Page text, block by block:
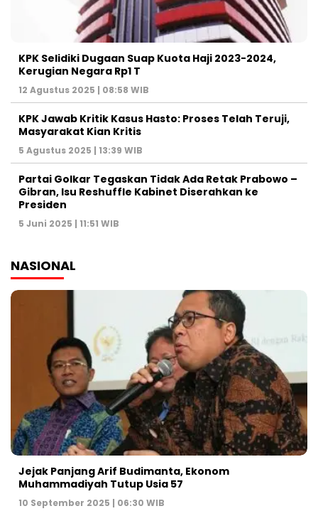
KPK Selidiki Dugaan Suap Kuota Haji 2023-2024,
Kerugian Negara Rp1 T
12 Agustus 2025 | 08:58 WIB
KPK Jawab Kritik Kasus Hasto: Proses Telah Teruji,
Masyarakat Kian Kritis
5 Agustus 2025 | 13:39 WIB
Partai Golkar Tegaskan Tidak Ada Retak Prabowo –
Gibran, Isu Reshuffle Kabinet Diserahkan ke
Presiden
5 Juni 2025 | 11:51 WIB
NASIONAL
Jejak Panjang Arif Budimanta, Ekonom
Muhammadiyah Tutup Usia 57
10 September 2025 | 06:30 WIB